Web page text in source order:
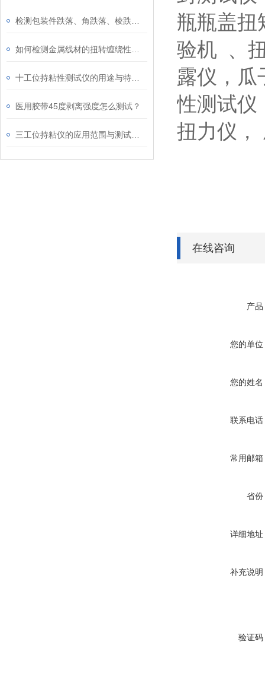
医用胶带45度剥离强度怎么测试？
瓶瓶盖扭
验机 、
露仪，瓜
性测试仪
扭力仪，
在线咨询
产品
您的单位
您的姓名
联系电话
常用邮箱
省份
详细地址
补充说明
验证码